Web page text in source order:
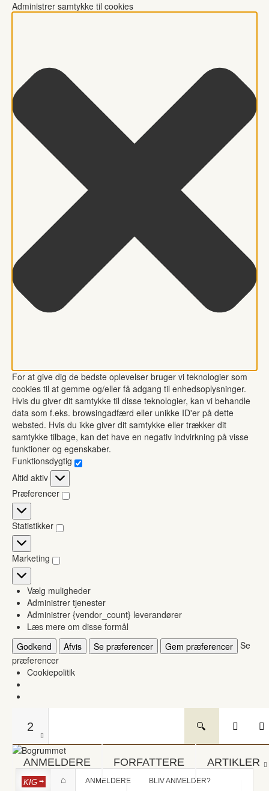
Administrer samtykke til cookies
For at give dig de bedste oplevelser bruger vi teknologier som
cookies til at gemme og/eller få adgang til enhedsoplysninger.
Hvis du giver dit samtykke til disse teknologier, kan vi behandle
data som f.eks. browsingadfærd eller unikke ID'er på dette
websted. Hvis du ikke giver dit samtykke eller trækker dit
samtykke tilbage, kan det have en negativ indvirkning på visse
funktioner og egenskaber.
Funktionsdygtig
Funktionsdygtig
Altid aktiv
Præferencer
Præferencer
Statistikker
Statistikker
Marketing
Marketing
Vælg muligheder
Administrer tjenester
Administrer {vendor_count} leverandører
Læs mere om disse formål
Godkend
Afvis Se præferencer Gem præferencer Se
præferencer
Cookiepolitik
2
ANMELDERE FORFATTERE ARTIKLER
KIG ANMELDERE BLIV ANMELDER?